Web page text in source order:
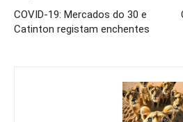
COVID-19: Mercados do 30 e
Catinton registam enchentes